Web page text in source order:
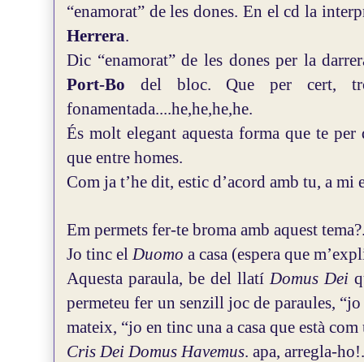
“enamorat” de les dones. En el cd la
Herrera.
Dic “enamorat” de les dones per la
Port-Bo del bloc. Que per cert,
fonamentada....he,he,he,he.
És molt elegant aquesta forma que te
que entre homes.
Com ja t’he dit, estic d’acord amb tu, a mi
Em permets fer-te broma amb aquest
Jo tinc elDuomo a casa (espera que
Aquesta paraula, be del llatíDomus Dei
permeteu fer un senzill joc de paraules,
mateix, “jo en tinc una a casa que està com
Cris Dei Domus Havemus. apa, arregla-ho!.